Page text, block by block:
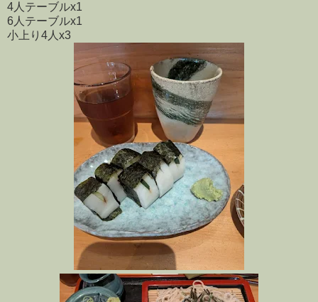
4人テーブルx1
6人テーブルx1
小上り4人x3